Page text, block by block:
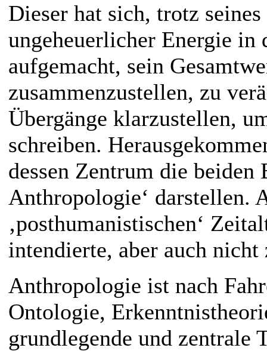
Dieser hat sich, trotz
ungeheuerlicher Energie in
aufgemacht, sein
zusammenzustellen, zu
Übergänge klarzustellen,
schreiben.
dessen Zentrum die beiden
Anthropologie‘ darstellen.
‚posthumanistischen‘
intendierte, aber auch
Anthropologie ist nach
Ontologie,
grundlegende und zentrale